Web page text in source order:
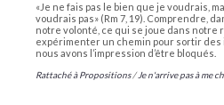
«Je ne fais pas le bien que je voudrais,
voudrais pas» (Rm 7, 19). Comprendre,
notre volonté, ce qui se joue dans notre
expérimenter un chemin pour sortir des
nous avons l’impression d’être bloqués.
Rattaché à Propositions /Je n'arrive pas à me